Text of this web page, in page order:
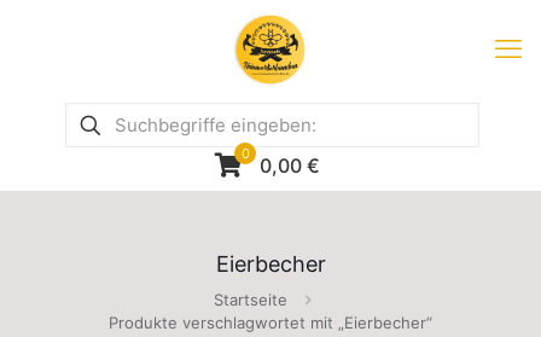
0 0,00 €
Eierbecher
Startseite
Produkte verschlagwortet mit „Eierbecher“